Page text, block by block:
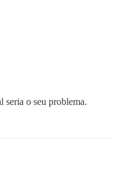
seria o seu problema.